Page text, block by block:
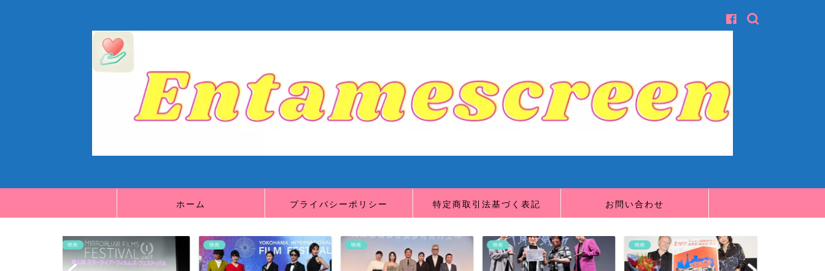
ホーム プライバシーポリシー 特定商取引法基づく表記 お問い合わせ
映画 映画 映画 映画 映画